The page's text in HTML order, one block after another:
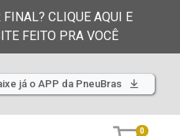
CLIQUE AQUI E
FEITO PRA VOCÊ
já o APP da PneuBras
0